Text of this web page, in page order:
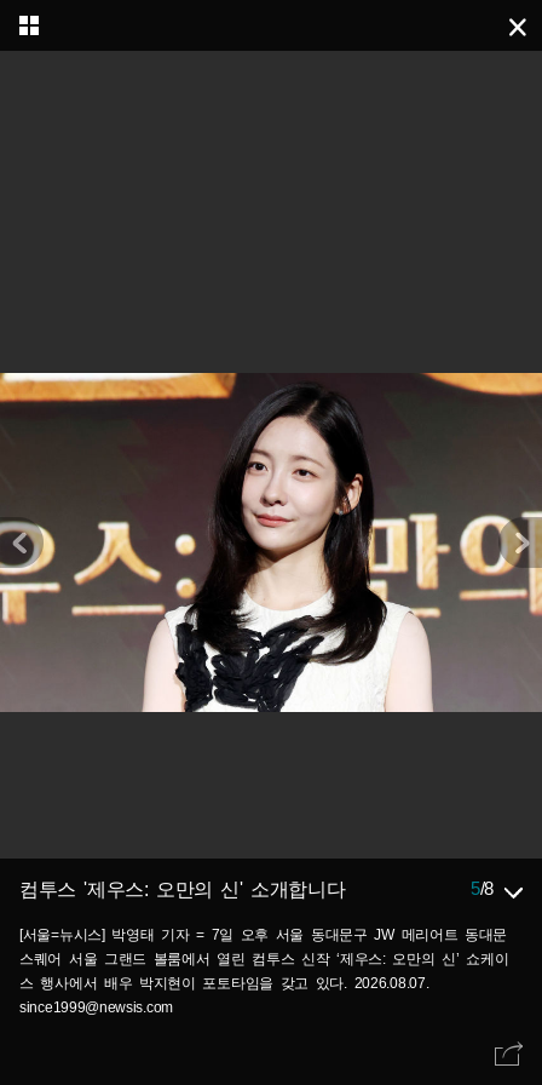
컴투스 '제우스: 오만의 신' 소개합니다 5/8
[서울=뉴시스] 박영태 기자 = 7일 오후 서울 동대문구 JW 메리어트 동대문
스퀘어 서울 그랜드 볼룸에서 열린 컴투스 신작 ‘제우스: 오만의 신’ 쇼케이
스 행사에서 배우 박지현이 포토타임을 갖고 있다. 2026.08.07.
since1999@newsis.com